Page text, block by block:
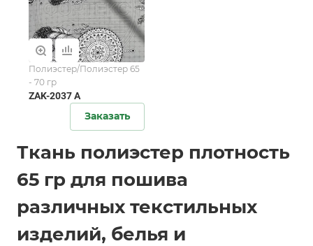
Полиэстер/Полиэстер 65
- 70 гр
ZAK-2037 A
Заказать
Ткань полиэстер плотность
65 гр для пошива
различных текстильных
изделий, белья и